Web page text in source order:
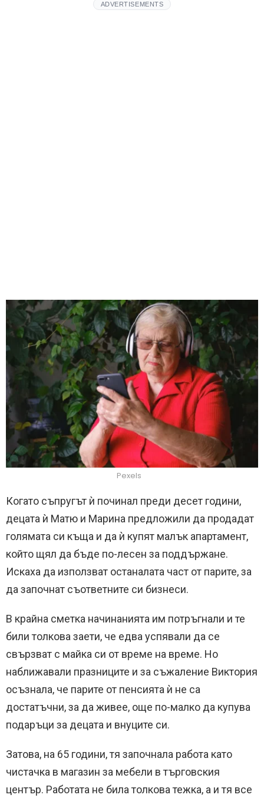
ADVERTISEMENTS
Pexels
Когато съпругът ѝ починал преди десет години,
децата ѝ Матю и Марина предложили да продадат
голямата си къща и да ѝ купят малък апартамент,
който щял да бъде по-лесен за поддържане.
Искаха да използват останалата част от парите, за
да започнат съответните си бизнеси.
В крайна сметка начинанията им потръгнали и те
били толкова заети, че едва успявали да се
свързват с майка си от време на време. Но
наближавали празниците и за съжаление Виктория
осъзнала, че парите от пенсията ѝ не са
достатъчни, за да живее, още по-малко да купува
подаръци за децата и внуците си.
Затова, на 65 години, тя започнала работа като
чистачка в магазин за мебели в търговския
център. Работата не била толкова тежка, а и тя все